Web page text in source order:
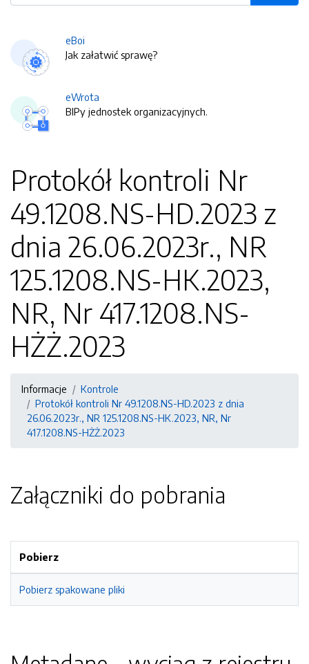
eBoi
Jak załatwić sprawę?
eWrota
BIPy jednostek organizacyjnych.
Protokół kontroli Nr
49.1208.NS-HD.2023 z
dnia 26.06.2023r., NR
125.1208.NS-HK.2023,
NR, Nr 417.1208.NS-
HŻŻ.2023
Informacje
Kontrole
Protokół kontroli Nr 49.1208.NS-HD.2023 z dnia
26.06.2023r., NR 125.1208.NS-HK.2023, NR, Nr
417.1208.NS-HŻŻ.2023
Załączniki do pobrania
Pobierz
Pobierz spakowane pliki